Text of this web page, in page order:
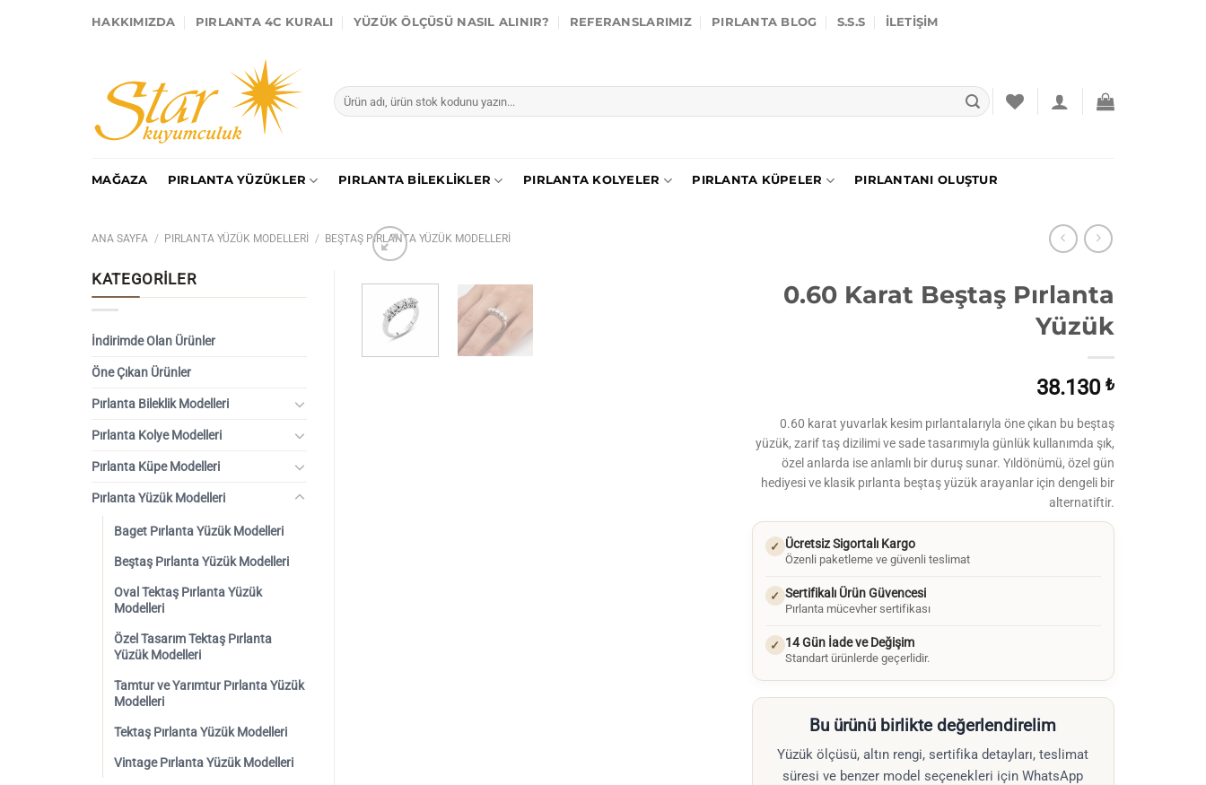
HAKKIMIZDA PIRLANTA 4C KURALI YÜZÜK ÖLÇÜSÜ NASIL ALINIR? REFERANSLARIMIZ PIRLANTA BLOG S.S.S İLETIŞIM
Ara:
MAĞAZA PIRLANTA YÜZÜKLER PIRLANTA BILEKLIKLER PIRLANTA KOLYELER PIRLANTA KÜPELER PIRLANTANI OLUŞTUR
ANA SAYFA / PIRLANTA YÜZÜK MODELLERI / BEŞTAŞ PIRLANTA YÜZÜK MODELLERI
KATEGORİLER
İndirimde Olan Ürünler
Öne Çıkan Ürünler
Pırlanta Bileklik Modelleri
Pırlanta Kolye Modelleri
Pırlanta Küpe Modelleri
Pırlanta Yüzük Modelleri
Baget Pırlanta Yüzük Modelleri
Beştaş Pırlanta Yüzük Modelleri
Oval Tektaş Pırlanta Yüzük
Modelleri
Özel Tasarım Tektaş Pırlanta
Yüzük Modelleri
Tamtur ve Yarımtur Pırlanta Yüzük
Modelleri
Tektaş Pırlanta Yüzük Modelleri
Vintage Pırlanta Yüzük Modelleri
0.60 Karat Beştaş Pırlanta
Yüzük
38.130 ₺
0.60 karat yuvarlak kesim pırlantalarıyla öne çıkan bu beştaş
yüzük, zarif taş dizilimi ve sade tasarımıyla günlük kullanımda şık,
özel anlarda ise anlamlı bir duruş sunar. Yıldönümü, özel gün
hediyesi ve klasik pırlanta beştaş yüzük arayanlar için dengeli bir
alternatiftir.
✓ Ücretsiz Sigortalı Kargo
Özenli paketleme ve güvenli teslimat
✓ Sertifikalı Ürün Güvencesi
Pırlanta mücevher sertifikası
✓ 14 Gün İade ve Değişim
Standart ürünlerde geçerlidir.
Bu ürünü birlikte değerlendirelim
Yüzük ölçüsü, altın rengi, sertifika detayları, teslimat
süresi ve benzer model seçenekleri için WhatsApp